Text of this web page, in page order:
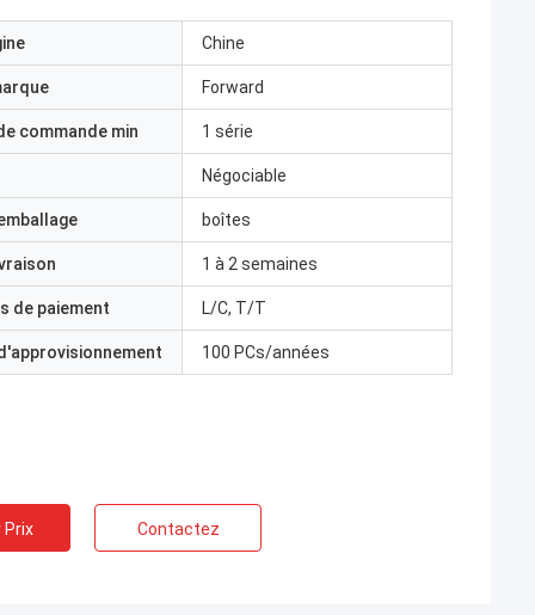
Chine
Forward
commande min 1 série
Négociable
boîtes
1 à 2 semaines
de paiement L/C, T/T
100 PCs/années
Prix Contactez